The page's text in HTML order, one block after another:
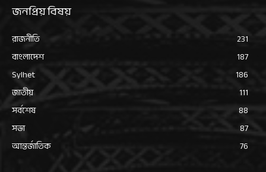
জনপ্রিয় বিষয়
রাজনীতি
231
বাংলাদেশ
187
Sylhet
186
জাতীয়
111
সর্বশেষ
88
সভা
87
আন্তর্জাতিক
76